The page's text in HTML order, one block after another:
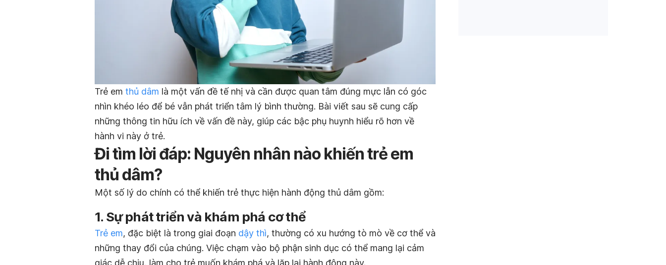
Trẻ em thủ dâm là một vấn đề tế nhị và cần được quan tâm đúng mực lẫn có góc
nhìn khéo léo để bé vẫn phát triển tâm lý bình thường. Bài viết sau sẽ cung cấp
những thông tin hữu ích về vấn đề này, giúp các bậc phụ huynh hiểu rõ hơn về
hành vi này ở trẻ.
Đi tìm lời đáp: Nguyên nhân nào khiến trẻ em
thủ dâm?
Một số lý do chính có thể khiến trẻ thực hiện hành động thủ dâm gồm:
1. Sự phát triển và khám phá cơ thể
Trẻ em, đặc biệt là trong giai đoạn dậy thì, thường có xu hướng tò mò về cơ thể và
những thay đổi của chúng. Việc chạm vào bộ phận sinh dục có thể mang lại cảm
giác dễ chịu, làm cho trẻ muốn khám phá và lặp lại hành động này.